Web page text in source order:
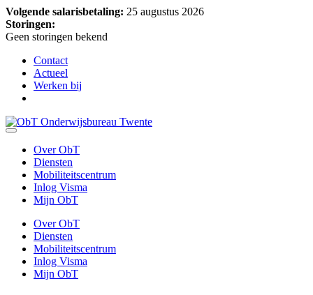
Volgende salarisbetaling: 25 augustus 2026
Storingen:
Geen storingen bekend
Contact
Actueel
Werken bij
Over ObT
Diensten
Mobiliteitscentrum
Inlog Visma
Mijn ObT
Over ObT
Diensten
Mobiliteitscentrum
Inlog Visma
Mijn ObT